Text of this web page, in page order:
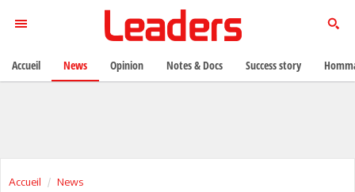
Accueil News
Accueil News Opinion Notes & Docs Success story